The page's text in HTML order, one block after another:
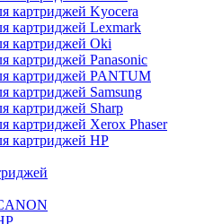
картриджей Kyocera
картриджей Lexmark
картриджей Oki
картриджей Panasonic
картриджей PANTUM
картриджей Samsung
картриджей Sharp
картриджей Xerox Phaser
картриджей НР